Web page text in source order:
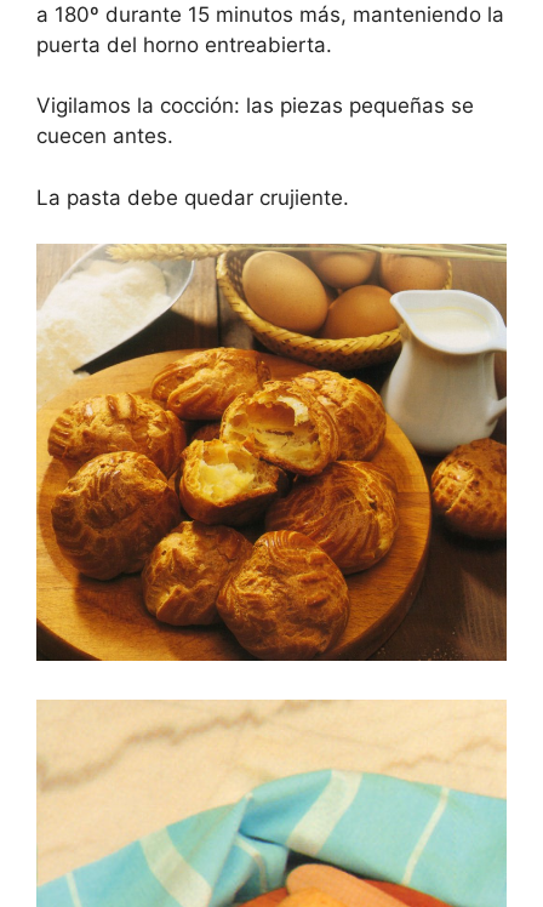
a 180º durante 15 minutos más, manteniendo la
puerta del horno entreabierta.
Vigilamos la cocción: las piezas pequeñas se
cuecen antes.
La pasta debe quedar crujiente.